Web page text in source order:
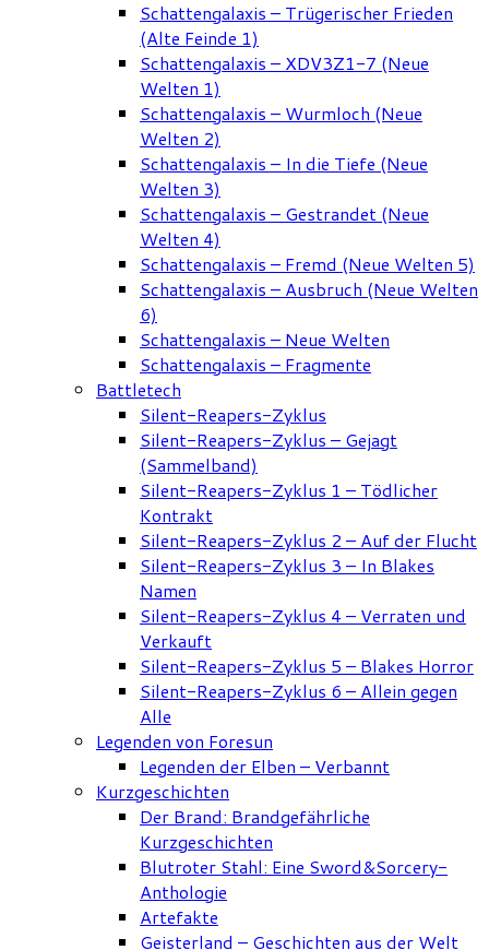
Schattengalaxis – Trügerischer Frieden
(Alte Feinde 1)
Schattengalaxis – XDV3Z1-7 (Neue
Welten 1)
Schattengalaxis – Wurmloch (Neue
Welten 2)
Schattengalaxis – In die Tiefe (Neue
Welten 3)
Schattengalaxis – Gestrandet (Neue
Welten 4)
Schattengalaxis – Fremd (Neue Welten 5)
Schattengalaxis – Ausbruch (Neue Welten
6)
Schattengalaxis – Neue Welten
Schattengalaxis – Fragmente
Battletech
Silent-Reapers-Zyklus
Silent-Reapers-Zyklus – Gejagt
(Sammelband)
Silent-Reapers-Zyklus 1 – Tödlicher
Kontrakt
Silent-Reapers-Zyklus 2 – Auf der Flucht
Silent-Reapers-Zyklus 3 – In Blakes
Namen
Silent-Reapers-Zyklus 4 – Verraten und
Verkauft
Silent-Reapers-Zyklus 5 – Blakes Horror
Silent-Reapers-Zyklus 6 – Allein gegen
Alle
Legenden von Foresun
Legenden der Elben – Verbannt
Kurzgeschichten
Der Brand: Brandgefährliche
Kurzgeschichten
Blutroter Stahl: Eine Sword&Sorcery-
Anthologie
Artefakte
Geisterland – Geschichten aus der Welt